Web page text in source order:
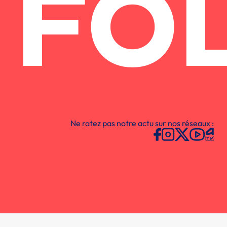
Ne ratez pas notre actu sur nos réseaux :